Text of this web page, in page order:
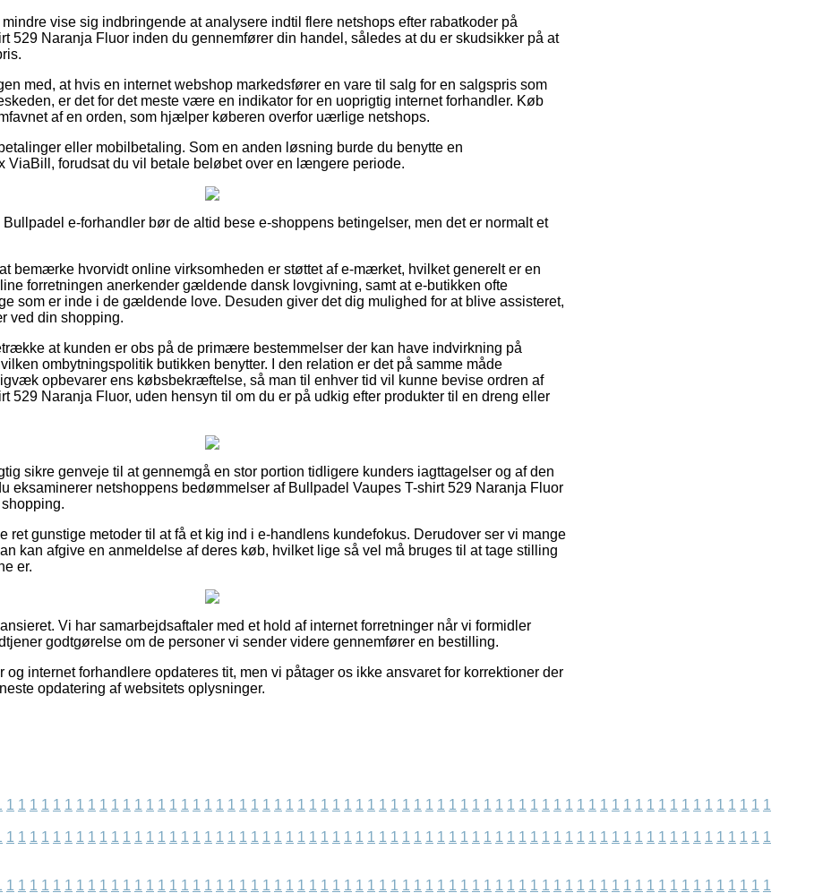
vise sig indbringende at analysere indtil flere netshops efter rabatkoder på
529 Naranja Fluor inden du gennemfører din handel, således at du er skudsikker på at
med, at hvis en internet webshop markedsfører en vare til salg for en salgspris som
er det for det meste være en indikator for en uoprigtig internet forhandler. Køb
af en orden, som hjælper køberen overfor uærlige netshops.
eller mobilbetaling. Som en anden løsning burde du benytte en
ViaBill, forudsat du vil betale beløbet over en længere periode.
e-forhandler bør de altid bese e-shoppens betingelser, men det er normalt et
bemærke hvorvidt online virksomheden er støttet af e-mærket, hvilket generelt er en
forretningen anerkender gældende dansk lovgivning, samt at e-butikken ofte
som er inde i de gældende love. Desuden giver det dig mulighed for at blive assisteret,
ved din shopping.
at kunden er obs på de primære bestemmelser der kan have indvirkning på
ombytningspolitik butikken benytter. I den relation er det på samme måde
opbevarer ens købsbekræftelse, så man til enhver tid vil kunne bevise ordren af
529 Naranja Fluor, uden hensyn til om du er på udkig efter produkter til en dreng eller
sikre genveje til at gennemgå en stor portion tidligere kunders iagttagelser og af den
eksaminerer netshoppens bedømmelser af Bullpadel Vaupes T-shirt 529 Naranja Fluor
ret gunstige metoder til at få et kig ind i e-handlens kundefokus. Derudover ser vi mange
kan afgive en anmeldelse af deres køb, hvilket lige så vel må bruges til at tage stilling
er.
Vi har samarbejdsaftaler med et hold af internet forretninger når vi formidler
godtgørelse om de personer vi sender videre gennemfører en bestilling.
og internet forhandlere opdateres tit, men vi påtager os ikke ansvaret for korrektioner der
opdatering af websitets oplysninger.
1 1 1 1 1 1 1 1 1 1 1 1 1 1 1 1 1 1 1 1 1 1 1 1 1 1 1 1 1 1 1 1 1 1 1 1 1 1 1 1 1 1 1 1 1 1 1 1 1 1 1 1 1 1 1 1 1 1 1 1 1 1 1 1 1 1
1 1 1 1 1 1 1 1 1 1 1 1 1 1 1 1 1 1 1 1 1 1 1 1 1 1 1 1 1 1 1 1 1 1 1 1 1 1 1 1 1 1 1 1 1 1 1 1 1 1 1 1 1 1 1 1 1 1 1 1 1 1 1 1 1 1
1 1 1 1 1 1 1 1 1 1 1 1 1 1 1 1 1 1 1 1 1 1 1 1 1 1 1 1 1 1 1 1 1 1 1 1 1 1 1 1 1 1 1 1 1 1 1 1 1 1 1 1 1 1 1 1 1 1 1 1 1 1 1 1 1 1